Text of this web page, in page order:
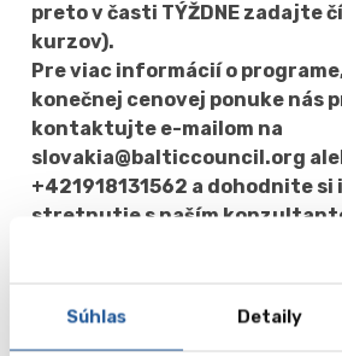
Súhlas Detaily
preto v časti TÝŽDNE zadajte
kurzov).
Pre viac informácií o
konečnej cenovej ponuke nás
kontaktujte e-mailom na
slovakia@balticcouncil.org
+421918131562 a dohodnite
stretnutie s naším
registrácie vyplnením nášho
prihlasovacieho formulára –